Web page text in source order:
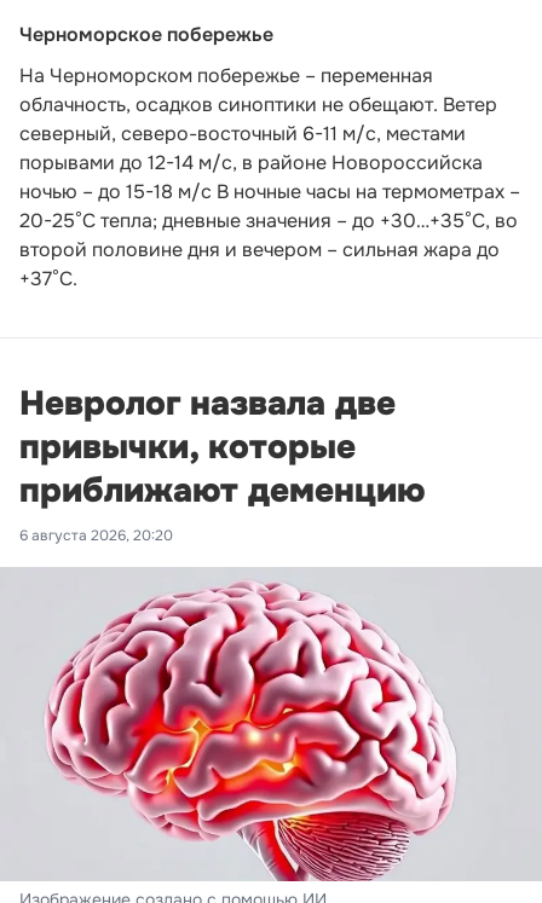
Черноморское побережье
На Черноморском побережье – переменная
облачность, осадков синоптики не обещают. Ветер
северный, северо-восточный 6-11 м/с, местами
порывами до 12-14 м/с, в районе Новороссийска
ночью – до 15-18 м/с В ночные часы на термометрах –
20-25°С тепла; дневные значения – до +30…+35°С, во
второй половине дня и вечером – сильная жара до
+37°С.
Невролог назвала две
привычки, которые
приближают деменцию
6 августа 2026, 20:20